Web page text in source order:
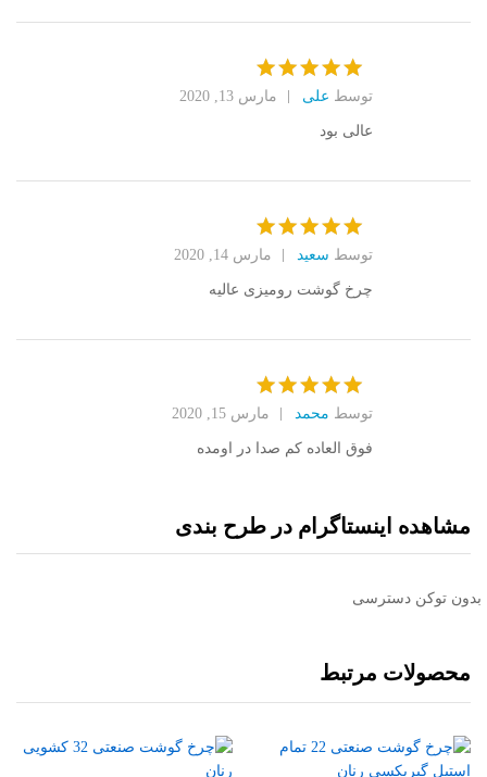
امتیاز5 از
5
توسط علی مارس 13, 2020
عالی بود
امتیاز5 از
5
توسط سعید مارس 14, 2020
چرخ گوشت رومیزی عالیه
امتیاز5 از
5
توسط محمد مارس 15, 2020
فوق العاده کم صدا در اومده
مشاهده اینستاگرام در طرح بندی
بدون توکن دسترسی
محصولات مرتبط